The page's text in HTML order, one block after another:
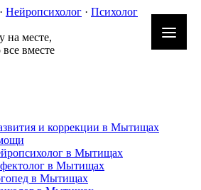
· Нейропсихолог · Психолог
на месте,
вместе
и коррекции в Мытищах
в Мытищах
в Мытищах
в Мытищах